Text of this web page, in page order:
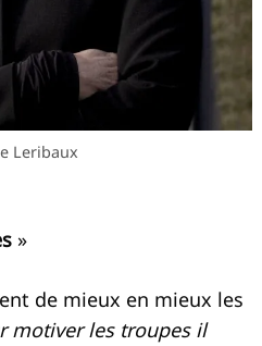
Leribaux
»
de mieux en mieux les
motiver les troupes il